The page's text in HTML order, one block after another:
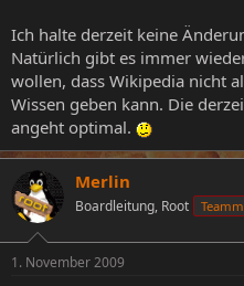
Ich halte derzeit keine
Natürlich gibt es immer
wollen, dass Wikipedia nicht
Wissen geben kann. Die
angeht optimal.
Merlin
Boardleitung, Root
1. November 2009